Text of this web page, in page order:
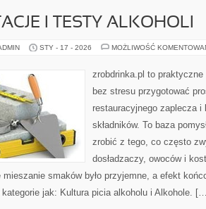
I TESTY ALKOHOLI
STY - 17 - 2026 MOŻLIWOŚĆ
zrobdrinka.pl to
bez stresu przygotować
restauracyjnego zaplecza
składników. To baza
zrobić z tego, co często
dosładzaczy, owoców i
smaków było przyjemne, a efekt
kategorie jak: Kultura picia alkoholu i Alkohole.